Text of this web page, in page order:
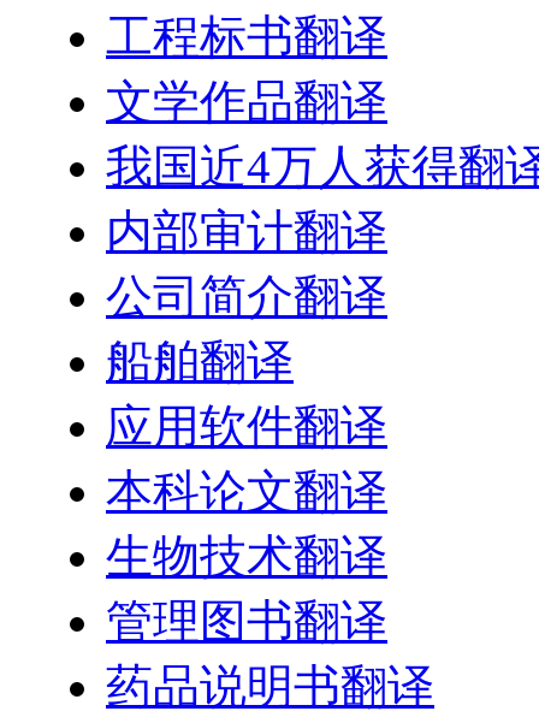
工程标书翻译
文学作品翻译
我国近4万人获得翻
内部审计翻译
公司简介翻译
船舶翻译
应用软件翻译
本科论文翻译
生物技术翻译
管理图书翻译
药品说明书翻译